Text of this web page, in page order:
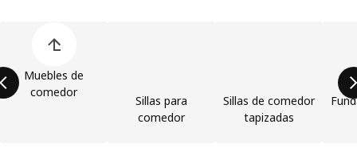
Muebles de
comedor
Sillas para
comedor
Sillas de comedor
tapizadas